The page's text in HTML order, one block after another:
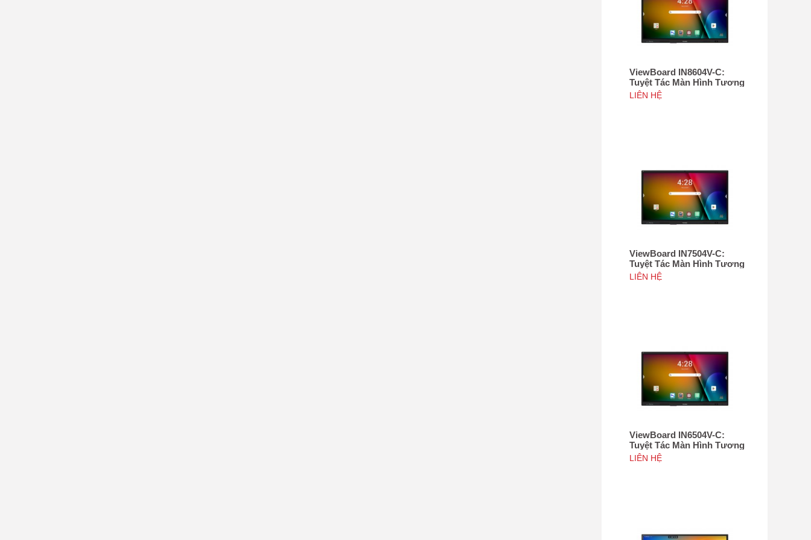
ViewBoard IN8604V-C:
Tuyệt Tác Màn Hình Tương
Tác 86", Tích hợp camera
4K độ phân giải 50MP, NFC
LIÊN HỆ
ViewBoard IN7504V-C:
Tuyệt Tác Màn Hình Tương
Tác 75", Tích hợp camera
4K độ phân giải 50MP, NFC
LIÊN HỆ
ViewBoard IN6504V-C:
Tuyệt Tác Màn Hình Tương
Tác 65inch, Tích hợp
camera 4K độ phân giải
LIÊN HỆ